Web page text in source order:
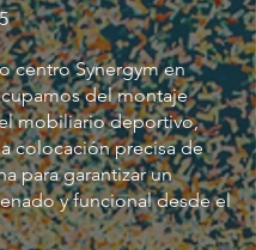
centro Synergym en
del montaje
mobiliario deportivo,
colocación precisa de
para garantizar un
y funcional desde el